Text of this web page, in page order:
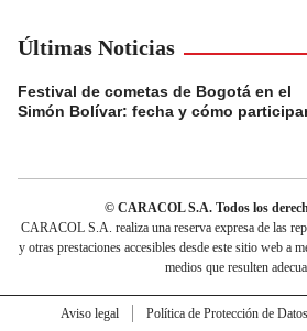
Últimas Noticias
Festival de cometas de Bogotá en el
Simón Bolívar: fecha y cómo
© CARACOL S.A. Todos los
CARACOL S.A. realiza una reserva expresa de las
y otras prestaciones accesibles desde este sitio web a
medios que resulten
Aviso legal Política de Protección de Datos